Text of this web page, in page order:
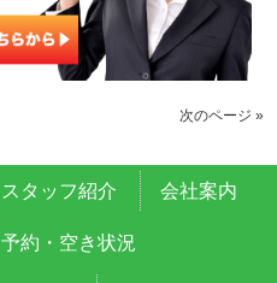
次のページ »
スタッフ紹介 会社案内
予約・空き状況